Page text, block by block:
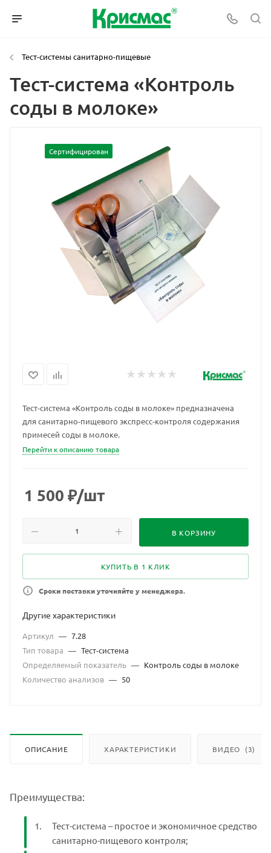
Тест-системы санитарно-пищевые
Тест-система «Контроль
соды в молоке»
Сертифицирован
Тест-система «Контроль соды в молоке» предназначена
для санитарно-пищевого экспресс-контроля содержания
примесей соды в молоке.
Перейти к описанию товара
1 500 ₽/шт
В КОРЗИНУ
КУПИТЬ В 1 КЛИК
Сроки поставки уточняйте у менеджера.
Другие характеристики
Артикул — 7.28
Тип товара — Тест-система
Определяемый показатель — Контроль соды в молоке
Количество анализов — 50
ОПИСАНИЕ ХАРАКТЕРИСТИКИ ВИДЕО (3)
Преимущества:
Тест-система – простое и экономичное средство
санитарно-пищевого контроля;